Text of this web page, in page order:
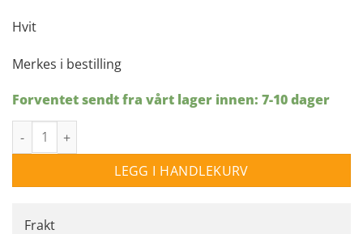
Hvit
Merkes i bestilling
Forventet sendt fra vårt lager innen: 7-10 dager
Pensile Bordlampe - AZURITE m/ullskjerm antall
LEGG I HANDLEKURV
Frakt